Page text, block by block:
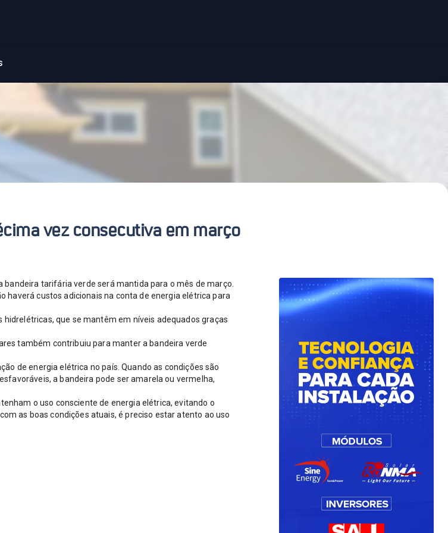
vez consecutiva em março
tarifária verde será mantida para o mês de março.
haverá custos adicionais na conta de energia elétrica para
que se mantêm em níveis adequados graças
também contribuiu para manter a bandeira verde
de energia elétrica no país. Quando as condições são
a bandeira pode ser amarela ou vermelha,
o uso consciente de energia elétrica, evitando o
as boas condições atuais, é preciso estar atento ao uso